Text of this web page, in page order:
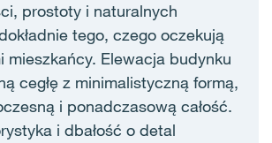
prostoty i naturalnych
tego, czego oczekują
mieszkańcy. Elewacja budynku
cegłę z minimalistyczną formą,
i ponadczasową całość.
i dbałość o detal